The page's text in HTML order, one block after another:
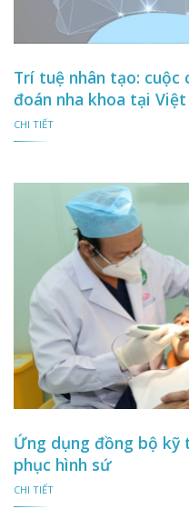
Trí tuệ nhân tạo: cuộc
đoán nha khoa tại
CHI TIẾT
Ứng dụng đồng bộ
phục hình sứ
CHI TIẾT